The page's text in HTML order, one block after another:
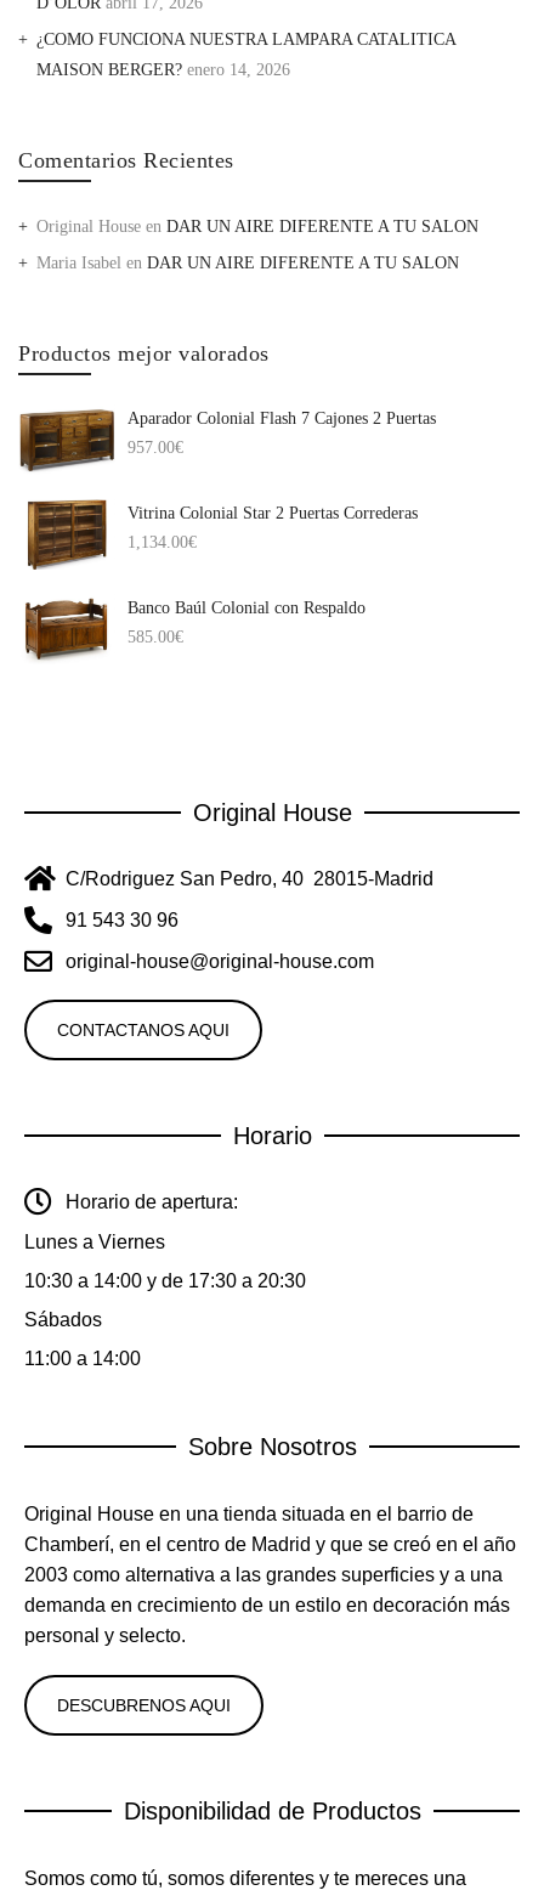
¿COMO FUNCIONA NUESTRA LAMPARA CATALITICA
MAISON BERGER? enero 14, 2026
Comentarios Recientes
Original House en DAR UN AIRE DIFERENTE A TU SALON
Maria Isabel en DAR UN AIRE DIFERENTE A TU SALON
Productos mejor valorados
Aparador Colonial Flash 7 Cajones 2 Puertas
957.00€
Vitrina Colonial Star 2 Puertas Correderas
1,134.00€
Banco Baúl Colonial con Respaldo
585.00€
Original House
C/Rodriguez San Pedro, 40 28015-Madrid
91 543 30 96
original-house@original-house.com
CONTACTANOS AQUI
Horario
Horario de apertura:
Lunes a Viernes
10:30 a 14:00 y de 17:30 a 20:30
Sábados
11:00 a 14:00
Sobre Nosotros
Original House en una tienda situada en el barrio de
Chamberí, en el centro de Madrid y que se creó en el año
2003 como alternativa a las grandes superficies y a una
demanda en crecimiento de un estilo en decoración más
personal y selecto.
DESCUBRENOS AQUI
Disponibilidad de Productos
Somos como tú, somos diferentes y te mereces una